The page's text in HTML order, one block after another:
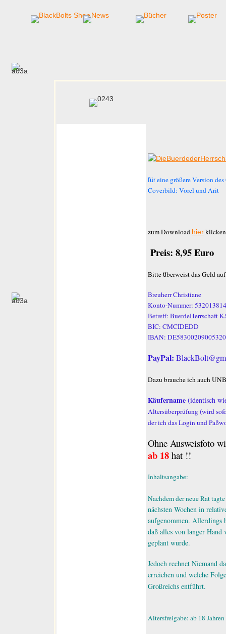
füreine größere Version
Coverbild: Vorel und Arit
zum Download hierklicken
Preis: 8,95 Euro
Bitteüberweist das Geld
Breuherr Christiane
Konto-Nummer:
Betreff: BuerdeHerrschaft
BIC: CMCIDEDD
IBAN:
PayPal:
Dazu brauche ich auch
Käufername (identisch
Altersüberprüfung (wird
der ich das Login und
Ohne Ausweisfoto
ab 18 hat !!
Inhaltsangabe:
Nachdem der neue Rat
nächsten Wochen in
aufgenommen. Allerdings
daß alles von langer
geplant wurde.
Jedoch rechnet Niemand
erreichen und welche
Großreichs entführt.
Altersfreigabe: ab 18 Jahren